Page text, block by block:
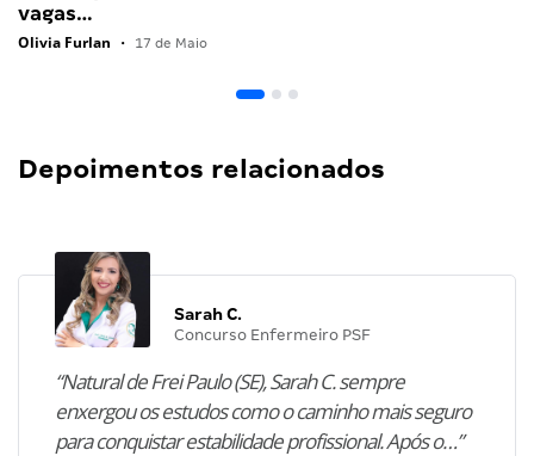
vagas…
Olivia Furlan • 17 de Maio
Depoimentos relacionados
Sarah C.
Concurso Enfermeiro PSF
“Natural de Frei Paulo (SE), Sarah C. sempre
enxergou os estudos como o caminho mais seguro
para conquistar estabilidade profissional. Após o…”